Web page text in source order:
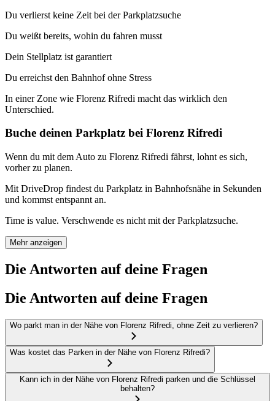
Du verlierst keine Zeit bei der Parkplatzsuche
Du weißt bereits, wohin du fahren musst
Dein Stellplatz ist garantiert
Du erreichst den Bahnhof ohne Stress
In einer Zone wie Florenz Rifredi macht das wirklich den
Unterschied.
Buche deinen Parkplatz bei Florenz Rifredi
Wenn du mit dem Auto zu Florenz Rifredi fährst, lohnt es sich,
vorher zu planen.
Mit DriveDrop findest du Parkplatz in Bahnhofsnähe in Sekunden
und kommst entspannt an.
Time is value. Verschwende es nicht mit der Parkplatzsuche.
Mehr anzeigen
Die Antworten auf deine Fragen
Die Antworten auf deine Fragen
Wo parkt man in der Nähe von Florenz Rifredi, ohne Zeit zu verlieren?
Was kostet das Parken in der Nähe von Florenz Rifredi?
Kann ich in der Nähe von Florenz Rifredi parken und die Schlüssel
behalten?